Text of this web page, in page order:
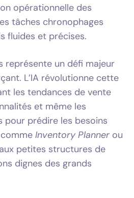
opérationnelle des
tâches chronophages
fluides et précises.
représente un défi majeur
L’IA révolutionne cette
les tendances de vente
et même les
pour prédire les besoins
Inventory Planner ou
petites structures de
dignes des grands